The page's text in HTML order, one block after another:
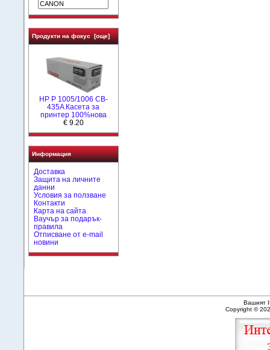
Продукти на фокус [още]
HP P 1005/1006 CB-
435A Касета за
принтер 100%нова
€ 9.20
Информация
Доставка
Защита на личните
данни
Условия за ползване
Контакти
Карта на сайта
Ваучър за подарък-
правила
Отписване от e-mail
новини
Вашият
Copyright ©